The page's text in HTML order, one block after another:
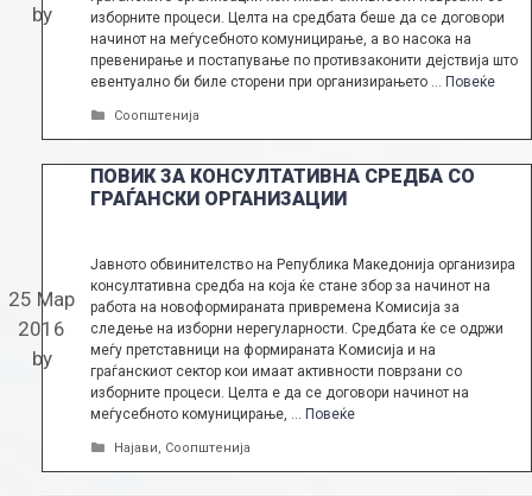
by
изборните процеси. Целта на средбата беше да се договори
начинот на меѓусебното комуницирање, а во насока на
превенирање и постапување по противзаконити дејствија што
евентуално би биле сторени при организирањето … Повеќе
Categories
Соопштенија
ПОВИК ЗА КОНСУЛТАТИВНА СРЕДБА СО
ГРАЃАНСКИ ОРГАНИЗАЦИИ
25 Мар
2016
by
Јавното обвинителство на Република Македонија организира
консултативна средба на која ќе стане збор за начинот на
работа на новоформираната привремена Комисија за
следење на изборни нерегуларности. Средбата ќе се одржи
меѓу претставници на формираната Комисија и на
граѓанскиот сектор кои имаат активности поврзани со
изборните процеси. Целта е да се договори начинот на
меѓусебното комуницирање, … Повеќе
Categories
Најави, Соопштенија